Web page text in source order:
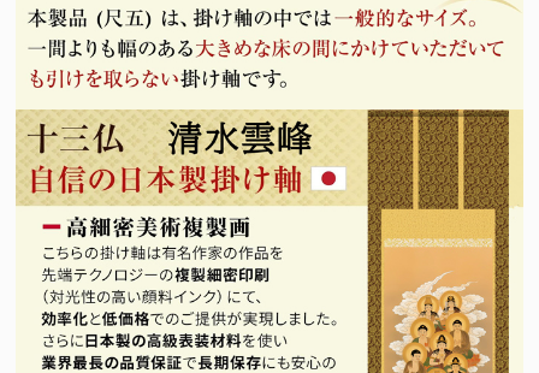
法要名 仏名
初七日 不動明王ふどうみょうおう
二七日 釈迦如来しゃかにょらい
三七日 文殊菩薩もんじゅぼさつ
四七日 普賢菩薩 ふげんぼさつ
五七日 地蔵菩薩じぞうぼさつ
六七日 弥勒菩薩みろくぼさつ
七七日 薬師如来やくしにょらい
百カ日 観世音菩薩かんのんぼさつ